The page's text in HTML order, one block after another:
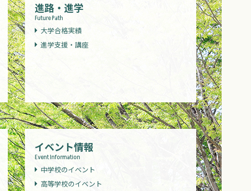
進路・進学
Future Path
大学合格実績
進学支援・講座
イベント情報
Event Information
中学校のイベント
高等学校のイベント